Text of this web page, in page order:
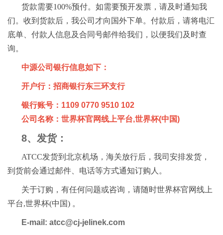
货款需要100%预付。如需要预开发票，请及时通知我
们。收到货款后，我公司才向国外下单。付款后，请将电汇
底单、付款人信息及合同号邮件给我们，以便我们及时查
询。
中源公司银行信息如下：
开户行：招商银行东三环支行
银行账号：1109 0770 9510 102
公司名称：世界杯官网线上平台,世界杯(中国)
8、发货：
ATCC发货到北京机场，海关放行后，我司安排发货，
到货前会通过邮件、电话等方式通知订购人。
关于订购，有任何问题或咨询，请随时世界杯官网线上
平台,世界杯(中国) 。
E-mail: atcc@cj-jelinek.com